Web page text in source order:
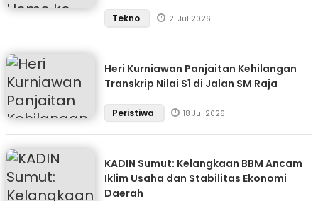
Tekno 21 Jul 2026
Heri Kurniawan Panjaitan Kehilangan
Transkrip Nilai S1 di Jalan SM Raja
Peristiwa 18 Jul 2026
KADIN Sumut: Kelangkaan BBM Ancam
Iklim Usaha dan Stabilitas Ekonomi
Daerah